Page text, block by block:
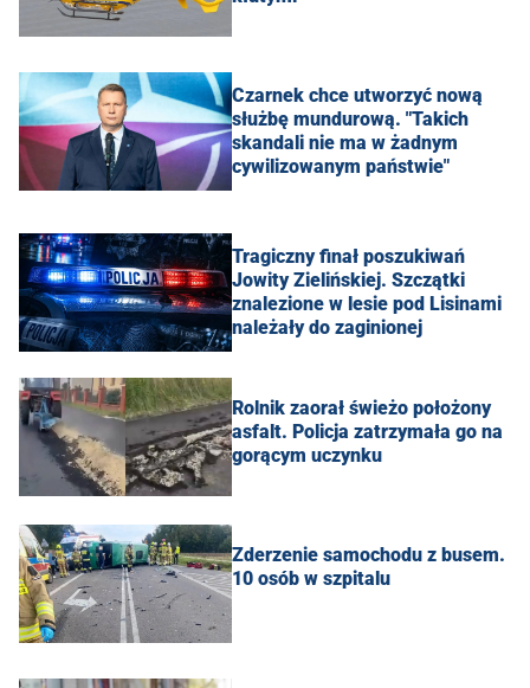
Czarnek chce utworzyć nową
służbę mundurową. "Takich
skandali nie ma w żadnym
cywilizowanym państwie"
Tragiczny finał poszukiwań
Jowity Zielińskiej. Szczątki
znalezione w lesie pod Lisinami
należały do zaginionej
Rolnik zaorał świeżo położony
asfalt. Policja zatrzymała go na
gorącym uczynku
Zderzenie samochodu z busem.
10 osób w szpitalu